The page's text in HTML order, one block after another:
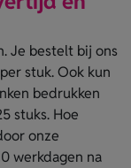
Je bestelt bij ons
stuk. Ook kun
bedrukken
stuks. Hoe
onze
werkdagen na